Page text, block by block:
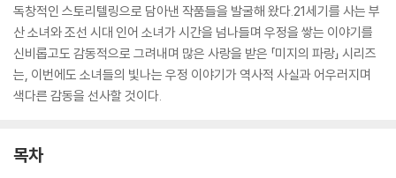
독창적인 스토리텔링으로 담아낸 작품들을 발굴해 왔다.21세기를 사는 부
산 소녀와 조선 시대 인어 소녀가 시간을 넘나들며 우정을 쌓는 이야기를
신비롭고도 감동적으로 그려내며 많은 사랑을 받은 「미지의 파랑」 시리즈
는, 이번에도 소녀들의 빛나는 우정 이야기가 역사적 사실과 어우러지며
색다른 감동을 선사할 것이다.
목차